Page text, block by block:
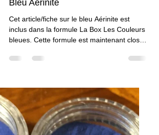
Les Pigments bleus
Bleu Aérinite
Cet article/fiche sur le bleu Aérinite est
bleues. Cette formule est maintenant close.
abonnant et en vous inscrivant à la formule
ci-après. Vous aurez accès à une 20aine de
fiches.